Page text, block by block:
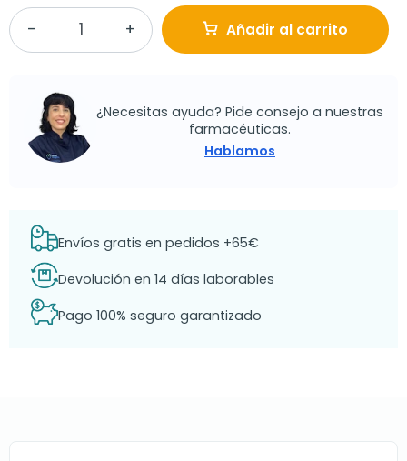
Añadir al carrito
¿Necesitas ayuda? Pide consejo a nuestras
farmacéuticas.
Hablamos
Envíos gratis en pedidos +65€
Devolución en 14 días laborables
Pago 100% seguro garantizado